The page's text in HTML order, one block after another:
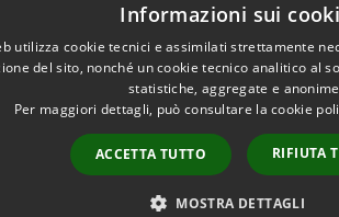
Informazioni sui
utilizza cookie tecnici e assimilati strettamente
del sito, nonché un cookie tecnico analitico al
statistiche, aggregate e
Per maggiori dettagli, può consultare la cookie
ACCETTA TUTTO RIFIUTA
MOSTRA DETTAGLI